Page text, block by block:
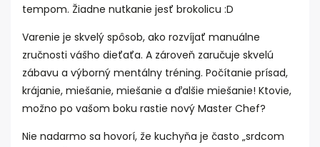
tempom. Žiadne nutkanie jesť brokolicu :D
Varenie je skvelý spôsob, ako rozvíjať manuálne
zručnosti vášho dieťaťa. A zároveň zaručuje skvelú
zábavu a výborný mentálny tréning. Počítanie prísad,
krájanie, miešanie, miešanie a ďalšie miešanie! Ktovie,
možno po vašom boku rastie nový Master Chef?
Nie nadarmo sa hovorí, že kuchyňa je často „srdcom